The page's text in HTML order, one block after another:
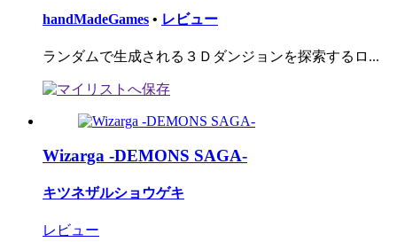
handMadeGames • レビュー
ランダムで生成される３Ｄダンジョンを探索するロ...
Wizarga -DEMONS SAGA-
キツネザルショウゲキ
レビュー